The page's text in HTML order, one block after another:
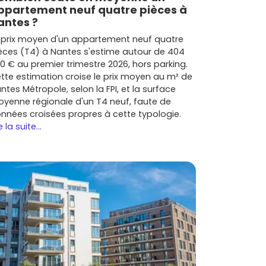
neuf quatre pièces à
?
prix moyen d'un appartement neuf quatre
(T4) à Nantes s'estime autour de 404
€ au premier trimestre 2026, hors parking.
estimation croise le prix moyen au m² de
Métropole, selon la FPI, et la surface
régionale d'un T4 neuf, faute de
croisées propres à cette typologie.
la suite...